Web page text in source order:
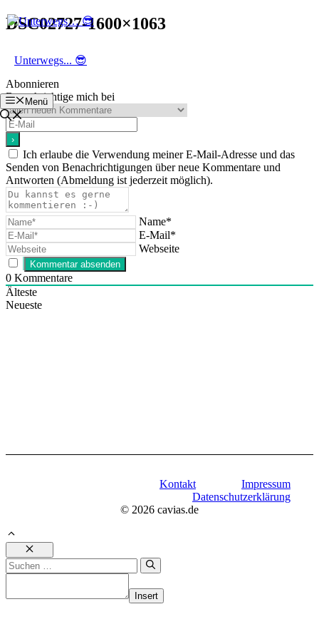
Zum
Inhalt
Unterwegs... 😎
Menü
DSC02727-1600×1063
Abonnieren
Benachrichtige mich bei
Ich erlaube die Verwendung meiner E-Mail-Adresse und das
Senden von Benachrichtigungen über neue Kommentare und
Antworten (Abmeldung ist jederzeit möglich).
Name*
E-Mail*
Webseite
0 Kommentare
Älteste
Neueste
© 2026 cavias.de
Kontakt
Impressum
Datenschutzerklärung
Schließen
Suchen
nach:
Insert